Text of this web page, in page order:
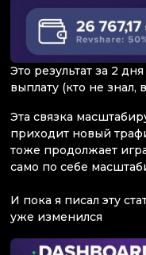
Это результат за 2
выплату (кто не
Эта связка
приходит новый
тоже продолжает
само по себе
И пока я писал эту
уже изменился